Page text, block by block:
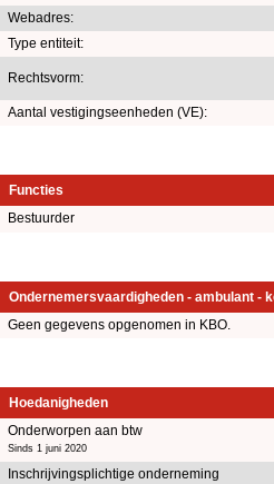
Webadres:
Type entiteit:
Rechtsvorm:
Aantal vestigingseenheden (VE):
Functies
Bestuurder
Ondernemersvaardigheden - ambulant -
Geen gegevens opgenomen in KBO.
Hoedanigheden
Onderworpen aan btw
Sinds 1 juni 2020
Inschrijvingsplichtige onderneming